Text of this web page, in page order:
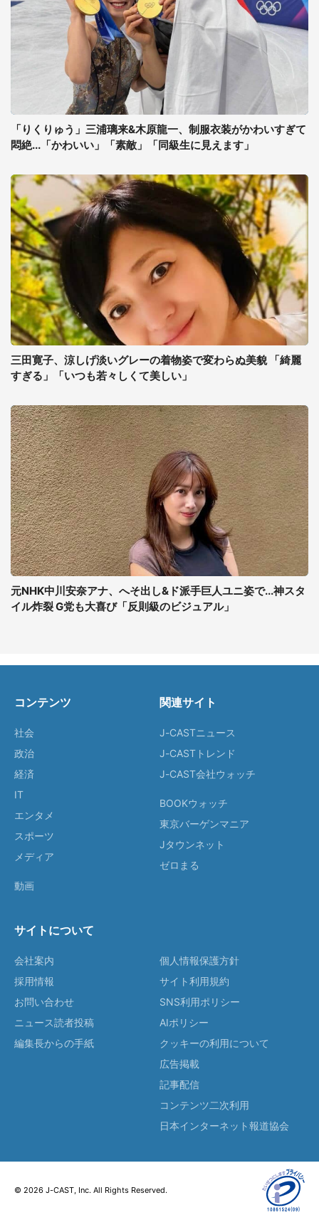
「りくりゅう」三浦璃来&木原龍一、制服衣装がかわいすぎて
悶絶...「かわいい」「素敵」「同級生に見えます」
三田寛子、涼しげ淡いグレーの着物姿で変わらぬ美貌 「綺麗
すぎる」「いつも若々しくて美しい」
元NHK中川安奈アナ、へそ出し&ド派手巨人ユニ姿で...神スタ
イル炸裂 G党も大喜び「反則級のビジュアル」
コンテンツ
社会
政治
経済
IT
エンタメ
スポーツ
メディア
動画
関連サイト
J-CASTニュース
J-CASTトレンド
J-CAST会社ウォッチ
BOOKウォッチ
東京バーゲンマニア
Jタウンネット
ゼロまる
サイトについて
会社案内
採用情報
お問い合わせ
ニュース読者投稿
編集長からの手紙
個人情報保護方針
サイト利用規約
SNS利用ポリシー
AIポリシー
クッキーの利用について
広告掲載
記事配信
コンテンツ二次利用
日本インターネット報道協会
© 2026 J-CAST, Inc. All Rights Reserved.